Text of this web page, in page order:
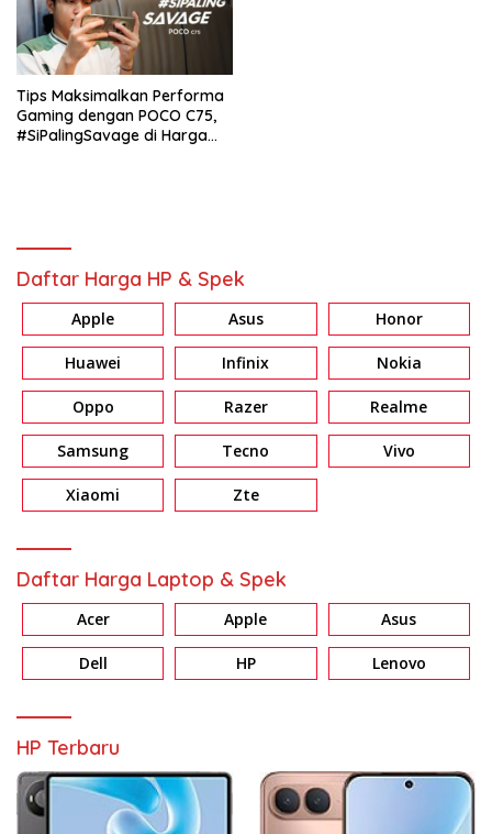
Tips Maksimalkan Performa
Gaming dengan POCO C75,
#SiPalingSavage di Harga
Daftar Harga HP & Spek
Apple Asus Honor
Huawei Infinix Nokia
Oppo Razer Realme
Samsung Tecno Vivo
Xiaomi Zte
Daftar Harga Laptop & Spek
Acer Apple Asus
Dell HP Lenovo
HP Terbaru